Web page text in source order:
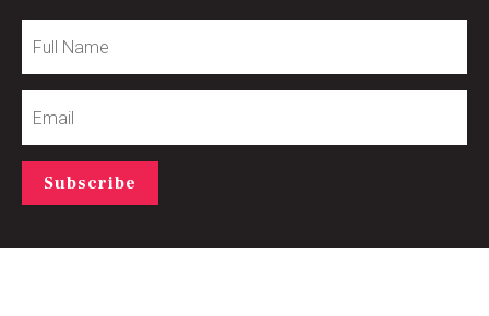
Name
Subscribe